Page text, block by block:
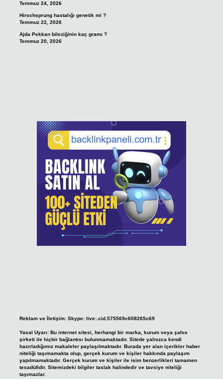
Temmuz 24, 2026
Hirschsprung hastalığı genetik mi ?
Temmuz 22, 2026
Ajda Pekkan bileziğinin kaç gramı ?
Temmuz 20, 2026
Reklam ve İletişim: Skype: live:.cid.575569c608265c69
Yasal Uyarı: Bu internet sitesi, herhangi bir marka, kurum veya şahıs
şirketi ile hiçbir bağlantısı bulunmamaktadır. Sitede yalnızca kendi
hazırladığımız makaleler paylaşılmaktadır. Burada yer alan içerikler haber
niteliği taşımamakta olup, gerçek kurum ve kişiler hakkında paylaşım
yapılmamaktadır. Gerçek kurum ve kişiler ile isim benzerlikleri tamamen
tesadüfidir. Sitemizdeki bilgiler taslak halindedir ve tavsiye niteliği
taşımazlar.